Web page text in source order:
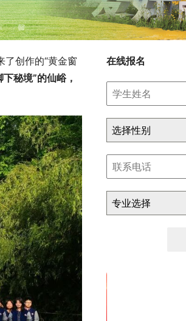
了创作的“黄金窗
秘境”的仙峪，
在线报名
选择性别
专业选择